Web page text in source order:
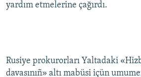
yardım etmelerine çağırdı.
Rusiye prokurorları Yaltadaki
davasınıñ» altı mabüsi içün